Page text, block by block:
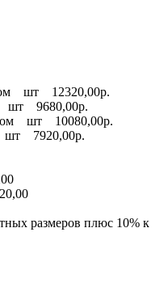
шт 12320,00р.
шт 9680,00р.
шт 10080,00р.
шт 7920,00р.
размеров плюс 10% к